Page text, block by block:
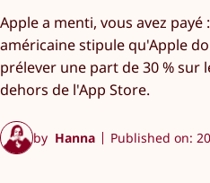
Apple a menti, vous avez
américaine stipule qu'Apple
prélever une part de 30 % sur
dehors de l'App Store.
by Hanna Published on: